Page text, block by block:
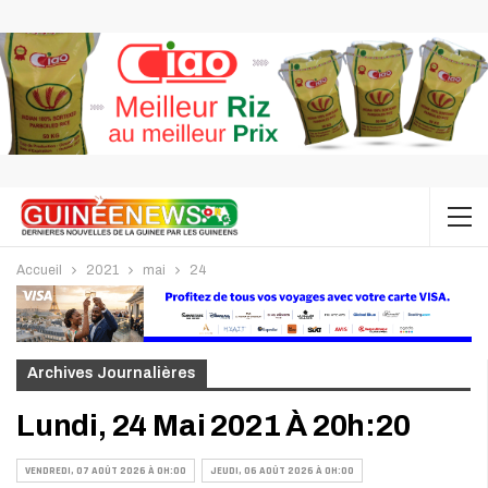
Accueil 2021 mai 24
Archives Journalières
Lundi, 24 Mai 2021 À 20h:20
VENDREDI, 07 AOÛT 2026 À 0H:00 JEUDI, 06 AOÛT 2026 À 0H:00